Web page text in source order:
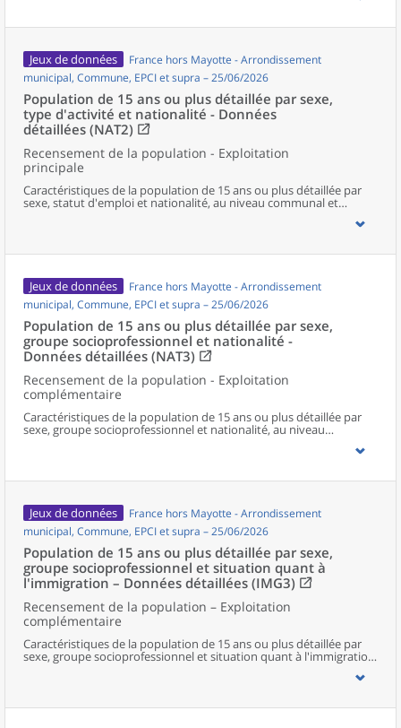
Jeux de données
France hors Mayotte - Arrondissement
municipal, Commune, EPCI et supra – 25/06/2026
Population de 15 ans ou plus détaillée par sexe,
type d'activité et nationalité - Données
détaillées (NAT2)
Recensement de la population - Exploitation
principale
Caractéristiques de la population de 15 ans ou plus détaillée par
sexe, statut d'emploi et nationalité, au niveau communal et
supracommunal pour la France hors Mayotte.
Jeux de données
France hors Mayotte - Arrondissement
municipal, Commune, EPCI et supra – 25/06/2026
Population de 15 ans ou plus détaillée par sexe,
groupe socioprofessionnel et nationalité -
Données détaillées (NAT3)
Recensement de la population - Exploitation
complémentaire
Caractéristiques de la population de 15 ans ou plus détaillée par
sexe, groupe socioprofessionnel et nationalité, au niveau
communal et supracommunal pour la France hors Mayotte.
Jeux de données
France hors Mayotte - Arrondissement
municipal, Commune, EPCI et supra – 25/06/2026
Population de 15 ans ou plus détaillée par sexe,
groupe socioprofessionnel et situation quant à
l'immigration – Données détaillées (IMG3)
Recensement de la population – Exploitation
complémentaire
Caractéristiques de la population de 15 ans ou plus détaillée par
sexe, groupe socioprofessionnel et situation quant à l'immigration,
au niveau communal et supracommunal pour la France hors